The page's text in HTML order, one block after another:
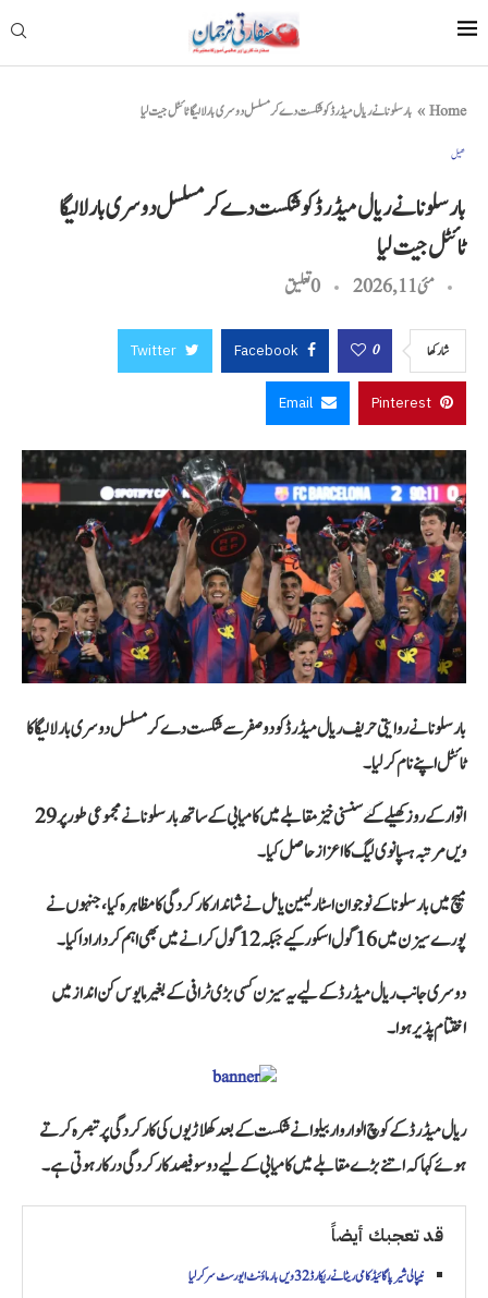
Home
» بارسلونا نے ریال میڈرڈ کو شکست دے کر مسلسل دوسری بار لا لیگا ٹائٹل جیت لیا
کھیل
بارسلونا نے ریال میڈرڈ کو شکست دے کر مسلسل دوسری بار لا لیگا
ٹائٹل جیت لیا
مئی 11, 2026 0 تعليق
شاركها 0
Facebook
Twitter
Pinterest
Email
بارسلونا نے روایتی حریف ریال میڈرڈ کو دو صفر سے شکست دے کر مسلسل دوسری بار لا لیگا کا
ٹائٹل اپنے نام کر لیا۔
اتوار کے روز کھیلے گئے سنسنی خیز مقابلے میں کامیابی کے ساتھ بارسلونا نے مجموعی طور پر 29
ویں مرتبہ ہسپانوی لیگ کا اعزاز حاصل کیا۔
میچ میں بارسلونا کے نوجوان اسٹار لیمین یامل نے شاندار کارکردگی کا مظاہرہ کیا، جنہوں نے
پورے سیزن میں 16 گول اسکور کیے جبکہ 12 گول کرانے میں بھی اہم کردار ادا کیا۔
دوسری جانب ریال میڈرڈ کے لیے یہ سیزن کسی بڑی ٹرافی کے بغیر مایوس کن انداز میں
اختتام پذیر ہوا۔
ریال میڈرڈ کے کوچ الوارو اربیلوا نے شکست کے بعد کھلاڑیوں کی کارکردگی پر تبصرہ کرتے
ہوئے کہا کہ اتنے بڑے مقابلے میں کامیابی کے لیے دو سو فیصد کارکردگی درکار ہوتی ہے۔
قد تعجبك أيضاً
نیپالی شیرپا گائیڈ کامی ریٹا نے ریکارڈ 32ویں بار ماؤنٹ ایورسٹ سر کر لیا